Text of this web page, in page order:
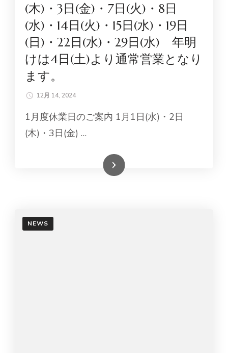
(木)・3日(金)・7日(火)・8日
(水)・14日(火)・15日(水)・19日
(日)・22日(水)・29日(水) 年明
けは4日(土)より通常営業となり
ます。
12月 14, 2024
1月度休業日のご案内 1月1日(水)・2日
(木)・3日(金) …
続きを読む
NEWS